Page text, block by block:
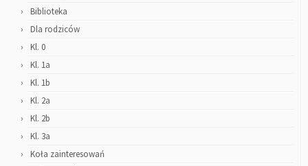
Biblioteka
Dla rodziców
Kl. 0
Kl. 1a
Kl. 1b
Kl. 2a
Kl. 2b
Kl. 3a
Koła zainteresowań